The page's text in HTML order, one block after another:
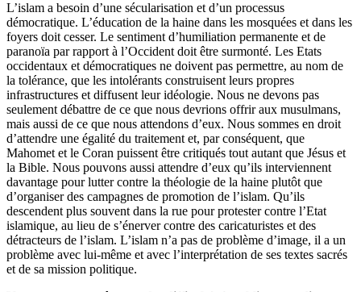
L’islam a besoin d’une sécularisation et d’un processus
démocratique. L’éducation de la haine dans les mosquées et dans les
foyers doit cesser. Le sentiment d’humiliation permanente et de
paranoïa par rapport à l’Occident doit être surmonté. Les Etats
occidentaux et démocratiques ne doivent pas permettre, au nom de
la tolérance, que les intolérants construisent leurs propres
infrastructures et diffusent leur idéologie. Nous ne devons pas
seulement débattre de ce que nous devrions offrir aux musulmans,
mais aussi de ce que nous attendons d’eux. Nous sommes en droit
d’attendre une égalité du traitement et, par conséquent, que
Mahomet et le Coran puissent être critiqués tout autant que Jésus et
la Bible. Nous pouvons aussi attendre d’eux qu’ils interviennent
davantage pour lutter contre la théologie de la haine plutôt que
d’organiser des campagnes de promotion de l’islam. Qu’ils
descendent plus souvent dans la rue pour protester contre l’Etat
islamique, au lieu de s’énerver contre des caricaturistes et des
détracteurs de l’islam. L’islam n’a pas de problème d’image, il a un
problème avec lui-même et avec l’interprétation de ses textes sacrés
et de sa mission politique.